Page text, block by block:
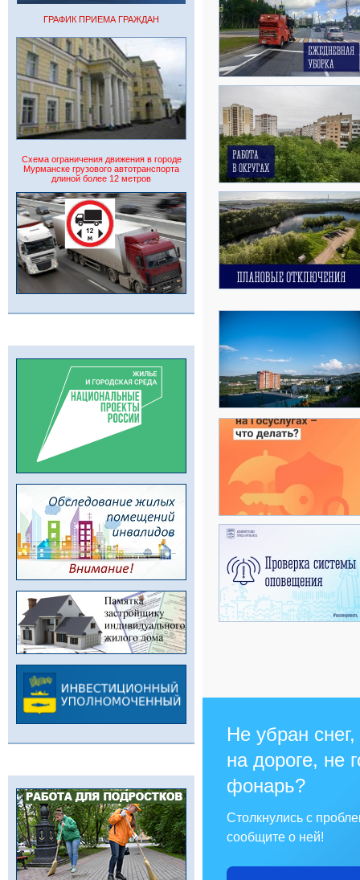
ГРАФИК ПРИЕМА ГРАЖДАН
Схема ограничения движения в городе
Мурманске грузового автотранспорта
длиной более 12 метров
Не убран
на дороге, не
фонарь?
Столкнулись с
сообщите о ней!